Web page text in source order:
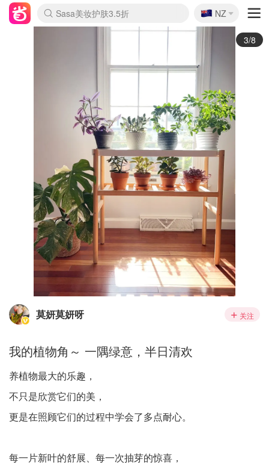
lululemon折扣上新
Sasa美妆护肤3.5折
SSENSE年中2.5折
FreshBeauty好价汇总
Cettire降价+叠9折
WWS Coles超市实拍
viagogo二手票捡漏
The Outnet奢牌1折起
David Jones 3折起
Flannels大牌1折
Perfumes Club护肤1折
AMIRO面罩$251
Amazon折扣汇总
eToro入金$200送$50
Amazon数码好物
ICONIC本周7.5折
ThedoubleF高奢地板价
Moose Knuckles 6折
EUFY摄像头$98
Selenichast首饰2折
Trip机票酒店促销
YSL送5件彩妆礼
Amazon家居好物
Amazon美妆护肤
过敏原检测盒$33
伊索独家赠50ml沐浴露
科颜氏高保湿面霜$29
SEALIFE海洋馆门票6折
丝塔芙大白罐$16
订阅Newsletter送香薰
Cult Beauty 6.8折
Harrods圣诞日历$525
LN-CC奢牌私促3折
d'Alba空姐喷雾$16
EVE LOM套装£56
Bernardelli独家4折
Adore Beauty 6折起
Mytheresa奢品2.7折
Luxury Escapes 9折
Currentbody美容仪$881
MOON Garden Live
Roborock扫地机$649
Tingo Life水杯$24
Valentino官网5折
CR洗护套装$23
修丽可4件套$159
Myer彩妆2件7折
GANNI官网4.5折
Stylevana韩妆4折
Tessabit高奢8.5折
OGX洗发水$11
Amazon阿德莱德次日达
卡诗8.5折+赠礼
Philips Hue灯具8折
🇳🇿
NZ
4/8
莫妍莫妍呀 关注
我的植物角～ 一隅绿意，半日清欢
养植物最大的乐趣，
不只是欣赏它们的美，
更是在照顾它们的过程中学会了多点耐心。
每一片新叶的舒展、每一次抽芽的惊喜，